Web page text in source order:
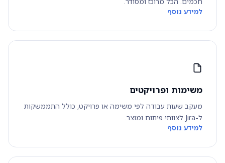
למידע נוסף
משימות ופרויקטים
מעקב שעות עבודה לפי משימה או פרויקט, כולל התממשקות
ל-Jira לצוותי פיתוח ומוצר.
למידע נוסף